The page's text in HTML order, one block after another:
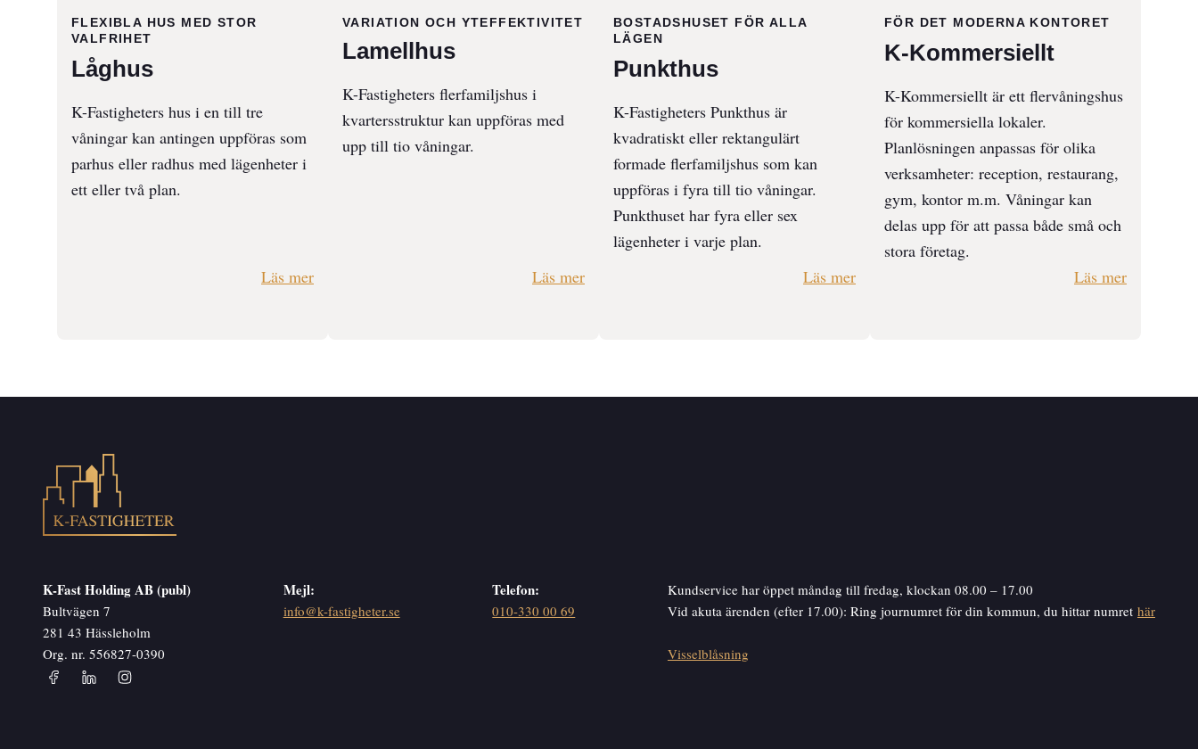
FLEXIBLA HUS MED STOR
VALFRIHET
Låghus
K-Fastigheters hus i en till tre
våningar kan antingen uppföras som
parhus eller radhus med lägenheter i
ett eller två plan.
Läs mer
VARIATION OCH YTEFFEKTIVITET
Lamellhus
K-Fastigheters flerfamiljshus i
kvartersstruktur kan uppföras med
upp till tio våningar.
Läs mer
BOSTADSHUSET FÖR ALLA
LÄGEN
Punkthus
K-Fastigheters Punkthus är
kvadratiskt eller rektangulärt
formade flerfamiljshus som kan
uppföras i fyra till tio våningar.
Punkthuset har fyra eller sex
lägenheter i varje plan.
Läs mer
FÖR DET MODERNA KONTORET
K-Kommersiellt
K-Kommersiellt är ett flervåningshus
för kommersiella lokaler.
Planlösningen anpassas för olika
verksamheter: reception, restaurang,
gym, kontor m.m. Våningar kan
delas upp för att passa både små och
stora företag.
Läs mer
K-Fast Holding AB (publ)
Bultvägen 7
281 43 Hässleholm
Org. nr. 556827-0390
Mejl:
info@k-fastigheter.se
Telefon:
010-330 00 69
Kundservice har öppet måndag till fredag, klockan 08.00 – 17.00
Vid akuta ärenden (efter 17.00): Ring journumret för din kommun, du hittar numret här
Visselblåsning